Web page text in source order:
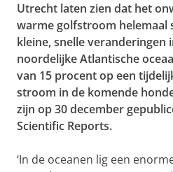
Utrecht laten zien dat het
warme golfstroom helemaal
kleine, snelle veranderingen
noordelijke Atlantische
van 15 procent op een
stroom in de komende
zijn op 30 december
Scientific Reports.
‘In de oceanen lig een